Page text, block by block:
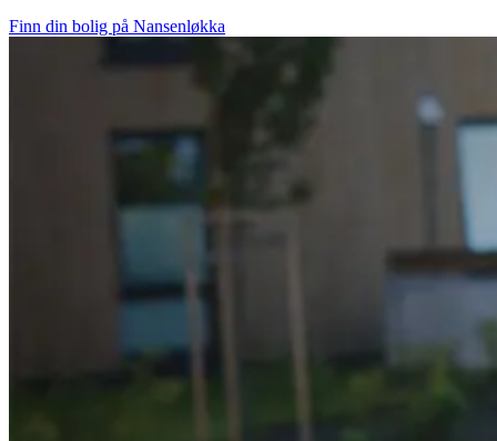
Finn din bolig på Nansenløkka